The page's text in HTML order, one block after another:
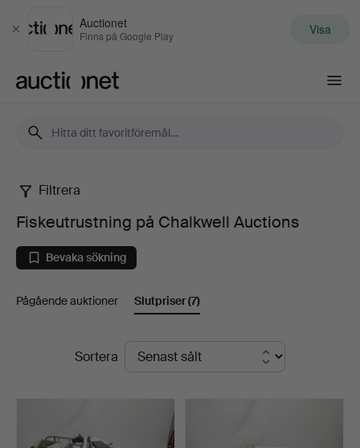
Stäng
Auctionet
Finns på Google Play Visa
Fiskeutrustning
på
Chalkwell
Auctions
Filtrera
Fiskeutrustning på Chalkwell Auctions
Bevaka sökning
Pågående auktioner Slutpriser(7)
SlutpriserSortera